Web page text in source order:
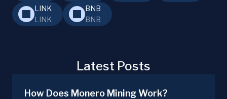
LINK
LINK
BNB
BNB
Latest Posts
How Does Monero Mining Work?